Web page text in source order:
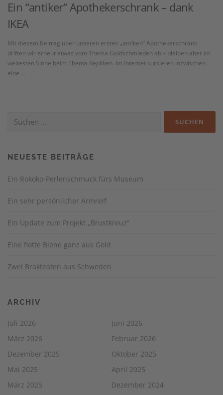
Ein “antiker“ Apothekerschrank – dank
IKEA
Mit diesem Beitrag über unseren ersten „antiken“ Apothekerschrank
driften wir erneut etwas vom Thema Goldschmieden ab – bleiben aber im
weitesten Sinne beim Thema Repliken. Im Internet kursieren inzwischen
eine …
nach:
NEUESTE BEITRÄGE
Ein Rokoko-Perlenschmuck fürs Museum
Ein sehr persönlicher Armreif
Ein Update zum Projekt „Brustkreuz“
Eine flotte Biene ganz aus Gold
Zwei Brakteaten aus Schweden
ARCHIV
Juli 2026
Juni 2026
März 2026
Februar 2026
Dezember 2025
Oktober 2025
Mai 2025
April 2025
März 2025
Dezember 2024